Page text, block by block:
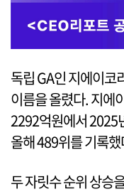
독립 GA인 지에이코
이름을 올렸다. 지에
2292억원에서 2025
올해 489위를 기록
두 자릿수 순위 상승